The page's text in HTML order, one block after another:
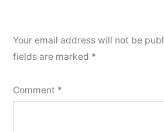
Your email address will not be
fields are marked *
Comment *